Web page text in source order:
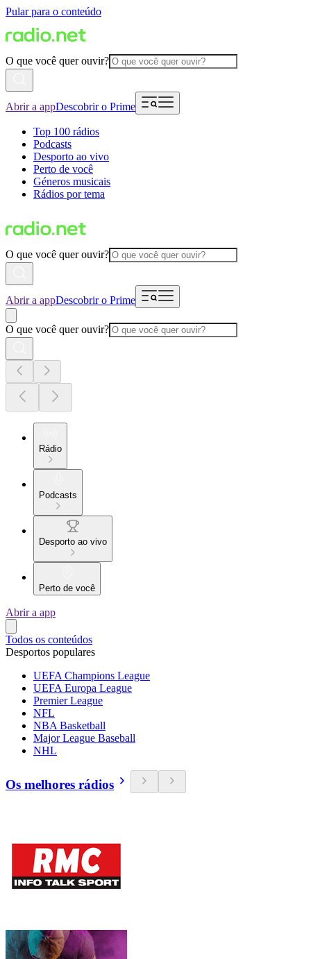
Pular para o conteúdo
O que você quer ouvir?
Abrir a appDescobrir o Prime
Top 100 rádios
Podcasts
Desporto ao vivo
Perto de você
Géneros musicais
Rádios por tema
O que você quer ouvir?
Abrir a appDescobrir o Prime
O que você quer ouvir?
Rádio
Podcasts
Desporto ao vivo
Perto de você
Abrir a app
Todos os conteúdos
Desportos populares
UEFA Champions League
UEFA Europa League
Premier League
NFL
NBA Basketball
Major League Baseball
NHL
Os melhores rádios